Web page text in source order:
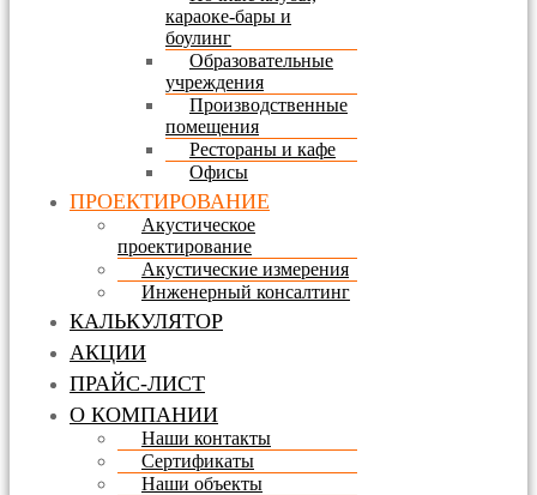
караоке-бары и
боулинг
Образовательные
учреждения
Производственные
помещения
Рестораны и кафе
Офисы
ПРОЕКТИРОВАНИЕ
Акустическое
проектирование
Акустические измерения
Инженерный консалтинг
КАЛЬКУЛЯТОР
АКЦИИ
ПРАЙС-ЛИСТ
О КОМПАНИИ
Наши контакты
Сертификаты
Наши объекты